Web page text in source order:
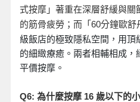
式按摩」著重在深層舒緩與關
的筋骨疲勞；而「60分鐘歐舒
級飯店的極致隱私空間，用頂
的細緻療癒。兩者相輔相成
平價按摩。
Q6: 為什麼按摩 16 歲以下的